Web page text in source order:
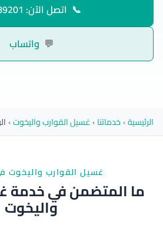
📞 اتصل الآن: 65089201
💬 واتساب
الرئيسية›خدماتنا›غسيل القوارب واليخوت›
غسيل القوارب واليخوت
ما المتضمن في خدمة
واليخوت